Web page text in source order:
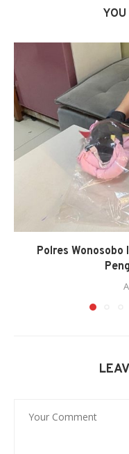
YOU
Polres